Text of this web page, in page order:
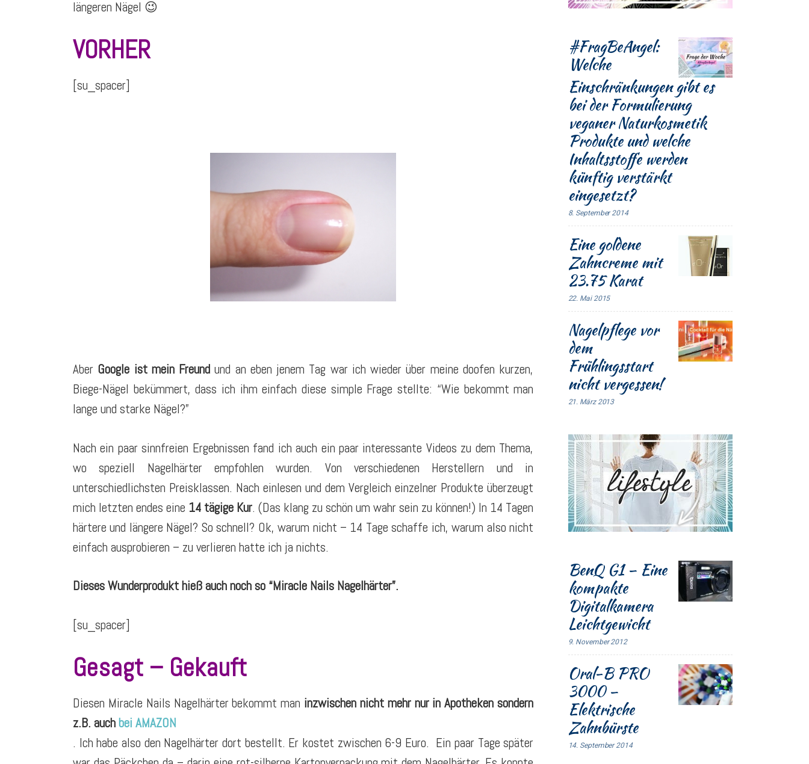
längeren Nägel 😉
VORHER
[su_spacer]
Aber Google ist mein Freund und an eben jenem Tag war ich wieder über meine doofen kurzen,
Biege-Nägel bekümmert, dass ich ihm einfach diese simple Frage stellte: “Wie bekommt man
lange und starke Nägel?”
Nach ein paar sinnfreien Ergebnissen fand ich auch ein paar interessante Videos zu dem Thema,
wo speziell Nagelhärter empfohlen wurden. Von verschiedenen Herstellern und in
unterschiedlichsten Preisklassen. Nach einlesen und dem Vergleich einzelner Produkte überzeugt
mich letzten endes eine 14 tägige Kur. (Das klang zu schön um wahr sein zu können!) In 14 Tagen
härtere und längere Nägel? So schnell? Ok, warum nicht – 14 Tage schaffe ich, warum also nicht
einfach ausprobieren – zu verlieren hatte ich ja nichts.
Dieses Wunderprodukt hieß auch noch so “Miracle Nails Nagelhärter”.
[su_spacer]
Gesagt – Gekauft
Diesen Miracle Nails Nagelhärter bekommt man inzwischen nicht mehr nur in Apotheken sondern
z.B. auchbei AMAZON
. Ich habe also den Nagelhärter dort bestellt. Er kostet zwischen 6-9 Euro. Ein paar Tage später
#FragBeAngel:
Welche
Einschränkungen gibt es
bei der Formulierung
veganer Naturkosmetik
Produkte und welche
Inhaltsstoffe werden
künftig verstärkt
eingesetzt?
8. September 2014
Eine goldene
Zahncreme mit
23.75 Karat
22. Mai 2015
Nagelpflege vor
dem
Frühlingsstart
nicht vergessen!
21. März 2013
BenQ G1 – Eine
kompakte
Digitalkamera
Leichtgewicht
9. November 2012
Oral-B PRO
3000 –
Elektrische
Zahnbürste
14. September 2014